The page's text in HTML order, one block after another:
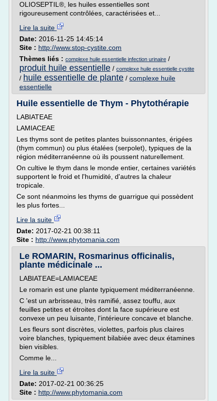
OLIOSEPTIL®, les huiles essentielles sont
rigoureusement contrôlées, caractérisées et...
Lire la suite
Date: 2016-11-25 14:45:14
Site : http://www.stop-cystite.com
Thèmes liés : complexe huile essentielle infection urinaire /
produit huile essentielle / complexe huile essentielle cystite
/ huile essentielle de plante / complexe huile
essentielle
Huile essentielle de Thym - Phytothérapie
LABIATEAE
LAMIACEAE
Les thyms sont de petites plantes buissonnantes, érigées
(thym commun) ou plus étalées (serpolet), typiques de la
région méditerranéenne où ils poussent naturellement.
On cultive le thym dans le monde entier, certaines variétés
supportent le froid et l'humidité, d'autres la chaleur
tropicale.
Ce sont néanmoins les thyms de guarrigue qui possèdent
les plus fortes...
Lire la suite
Date: 2017-02-21 00:38:11
Site : http://www.phytomania.com
Le ROMARIN, Rosmarinus officinalis,
plante médicinale ...
LABIATEAE=LAMIACEAE
Le romarin est une plante typiquement méditerranéenne.
C 'est un arbrisseau, très ramifié, assez touffu, aux
feuilles petites et étroites dont la face supérieure est
convexe un peu luisante, l'intérieure concave et blanche.
Les fleurs sont discrètes, violettes, parfois plus claires
voire blanches, typiquement bilabiée avec deux étamines
bien visibles.
Comme le...
Lire la suite
Date: 2017-02-21 00:36:25
Site : http://www.phytomania.com